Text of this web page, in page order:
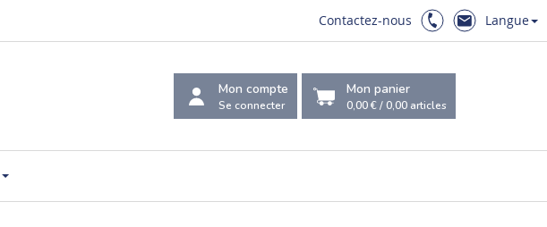
Contactez-nous Langue
Mon compte
Se connecter
Mon panier
0,00 €/0,00 articles